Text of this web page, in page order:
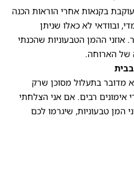
בקנאות אחרי הוראות הכנה
ובוודאי לא כאלו שניתן
אוזני ההמן הטבעוניות שהכנתי
של הארוחה.
מדובר בתעלול מסוכן שרק
אימונים רבים. אם אני הצלחתי
המן טבעוניות, שיגרמו לכם